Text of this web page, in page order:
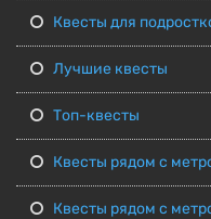
Квесты для
Лучшие квесты
Топ-квесты
Квесты рядом с
Квесты рядом с